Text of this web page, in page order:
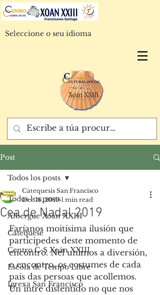
Seleccione o seu idioma
Post
Todos los posts
Albergue Xoán XXIII
Catequese
Centro C-S Xoán XXIII
Escola de Tempo Libre
Igrexa San Francisco
Todos los posts
Cea de Nadal 2019
Catequesis San Francisco
Dec 16, 2019 1 min read
Faríanos moitísima ilusión que
participedes deste momento de
encontro. Nel unimos a diversión,
o encontro, os costumes de cada
país das persoas que acollemos.
Un intre distentido no que nos